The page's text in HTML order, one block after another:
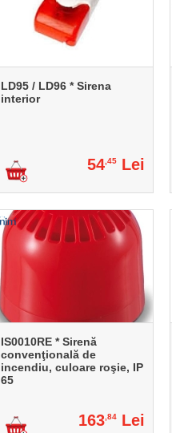
LD95 / LD96 * Sirena
interior
54,45 Lei
IS0010RE * Sirenă
convenţională de
incendiu, culoare roşie, IP
65
163,84 Lei